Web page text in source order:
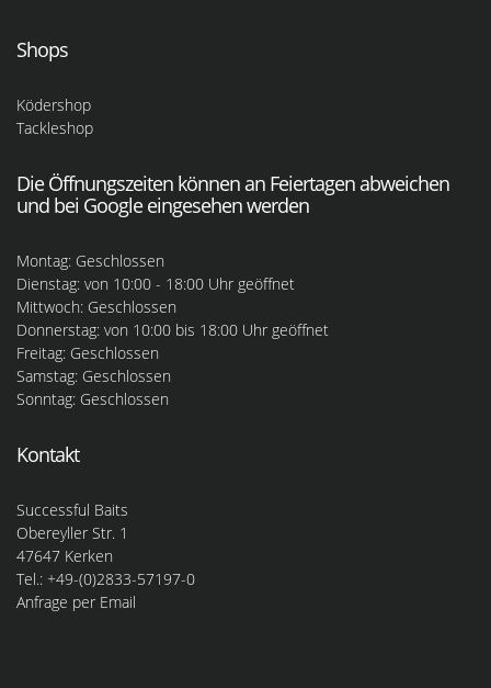
Shops
Ködershop
Tackleshop
Die Öffnungszeiten können an Feiertagen abweichen
und bei Google eingesehen werden
Montag: Geschlossen
Dienstag: von 10:00 - 18:00 Uhr geöffnet
Mittwoch: Geschlossen
Donnerstag: von 10:00 bis 18:00 Uhr geöffnet
Freitag: Geschlossen
Samstag: Geschlossen
Sonntag: Geschlossen
Kontakt
Successful Baits
Obereyller Str. 1
47647 Kerken
Tel.: +49-(0)2833-57197-0
Anfrage per Email